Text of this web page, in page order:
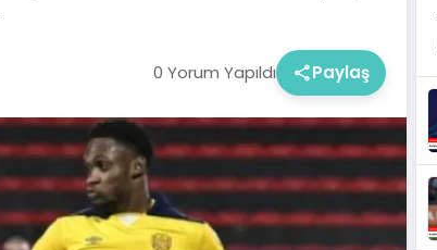
0 Yorum Yapıldı Paylaş